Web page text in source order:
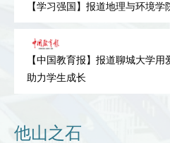
【学习强国】报道地理与环境
【中国教育报】报道聊城大学
助力学生成长
他山之石